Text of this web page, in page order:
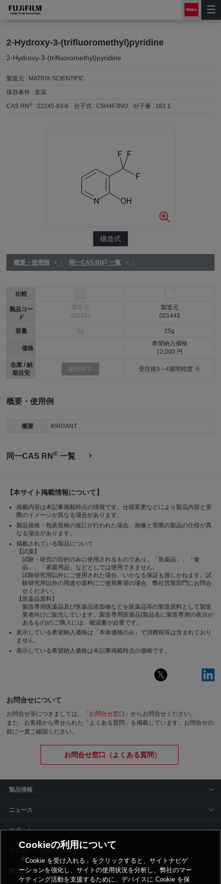
2-Hydroxy-3-(trifluoromethyl)pyridine
2-Hydroxy-3-(trifluoromethyl)pyridine
製造元 : MATRIX SCIENTIFIC
保存条件 :室温
CAS RN® :22245-83-6 分子式 :C6H4F3NO 分子量 : 163.1
構造式
概要・使用例 同一CAS RN®一覧
比較
製品コー
ド
容量
価格
在庫 / 納
期目安
製造元
001443
5g
販売終了
製造元
001443
25g
希望納入価格
12,000 円
受注後3～4週間程度 ※
概要・使用例
概要 IRRITANT
同一CAS RN® 一覧
【本サイト掲載情報について】
掲載内容は本記事掲載時点の情報です。仕様変更などにより製品内容と実
際のイメージが異なる場合があります。
製品規格・包装規格の改訂が行われた場合、画像と実際の製品の仕様が異
なる場合があります。
掲載されている製品について
【試薬】
試験・研究の目的のみに使用されるものであり、「医薬品」、「食
品」、「家庭用品」などとしては使用できません。
試験研究用以外にご使用された場合、いかなる保証も致しかねます。試
験研究用以外の用途や原料にご使用希望の場合、弊社営業部門にお問合
せください。
【医薬品原料】
製造専用医薬品及び医薬品添加物などを医薬品等の製造原料として製造
業者向けに販売しています。製造専用医薬品(製品名に製造専用の表示が
あるもの)のご購入には、確認書が必要です。
表示している希望納入価格は「本体価格のみ」で消費税等は含まれており
ません。
表示している希望納入価格は本記事掲載時点の価格です。
お問合せについて
お問合せ等につきましては、「 お問合せ窓口 」からお問合せください。
また、お客様から寄せられた「よくある質問」を掲載しています。お問合せの
前に一度ご確認ください。
お問合せ窓口（よくある質問）
製品情報
ニュース
サポート
siyaku-blog
取扱いメーカー
Cookieの利用について
「Cookie を受け入れる」をクリックすると、サイトナビゲ
ーションを強化し、サイトの使用状況を分析し、弊社のマー
ケティング活動を支援するために、デバイスに Cookie を保